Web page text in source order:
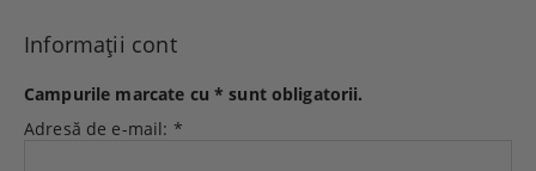
Informații cont
Campurile marcate cu * sunt obligatorii.
Adresă de e-mail: *